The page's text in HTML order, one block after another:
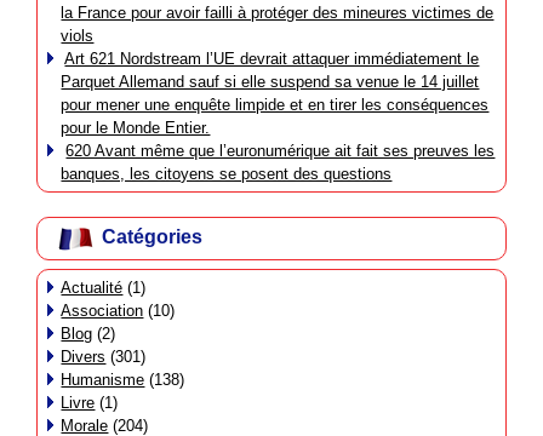
la France pour avoir failli à protéger des mineures victimes de
viols
Art 621 Nordstream l’UE devrait attaquer immédiatement le
Parquet Allemand sauf si elle suspend sa venue le 14 juillet
pour mener une enquête limpide et en tirer les conséquences
pour le Monde Entier.
620 Avant même que l’euronumérique ait fait ses preuves les
banques, les citoyens se posent des questions
Catégories
Actualité (1)
Association (10)
Blog (2)
Divers (301)
Humanisme (138)
Livre (1)
Morale (204)